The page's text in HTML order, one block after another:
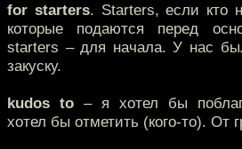
for starters. Starters, если кто
которые подаются перед
starters – для начала. У нас
закуску.
kudos to – я хотел бы
хотел бы отметить (кого-то). От